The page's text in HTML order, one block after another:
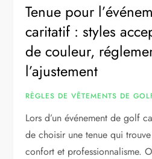
Tenue pour
caritatif : styles
de couleur,
l’ajustement
RÈGLES DE VÊTEMENTS DE
Lors d’un événement de golf
de choisir une tenue qui
confort et professionnalisme.